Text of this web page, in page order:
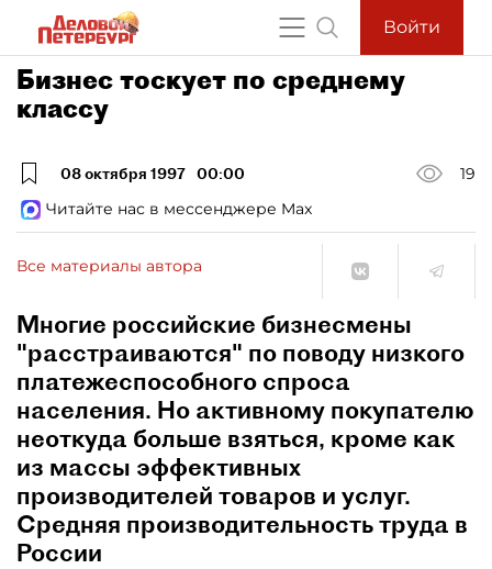
Войти
Бизнес тоскует по среднему
классу
08 октября 1997 00:00
19
Читайте нас в мессенджере Max
Все материалы автора
Многие российские бизнесмены
"расстраиваются" по поводу низкого
платежеспособного спроса
населения. Но активному покупателю
неоткуда больше взяться, кроме как
из массы эффективных
производителей товаров и услуг.
Средняя производительность труда в
России